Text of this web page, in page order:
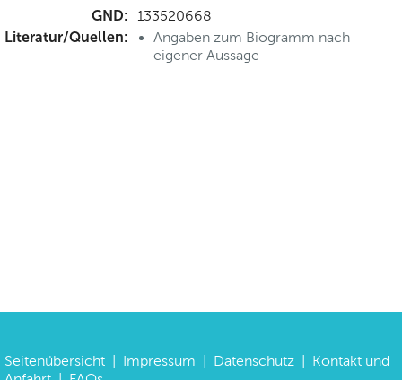
GND: 133520668
Literatur/Quellen:
Angaben zum Biogramm nach
eigener Aussage
Seitenübersicht Impressum Datenschutz
Kontakt und